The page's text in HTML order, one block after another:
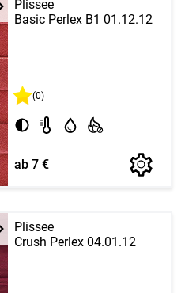
Plissee
Basic Perlex B1 01.12.12
(0)
ab 7 €
Plissee
Crush Perlex 04.01.12